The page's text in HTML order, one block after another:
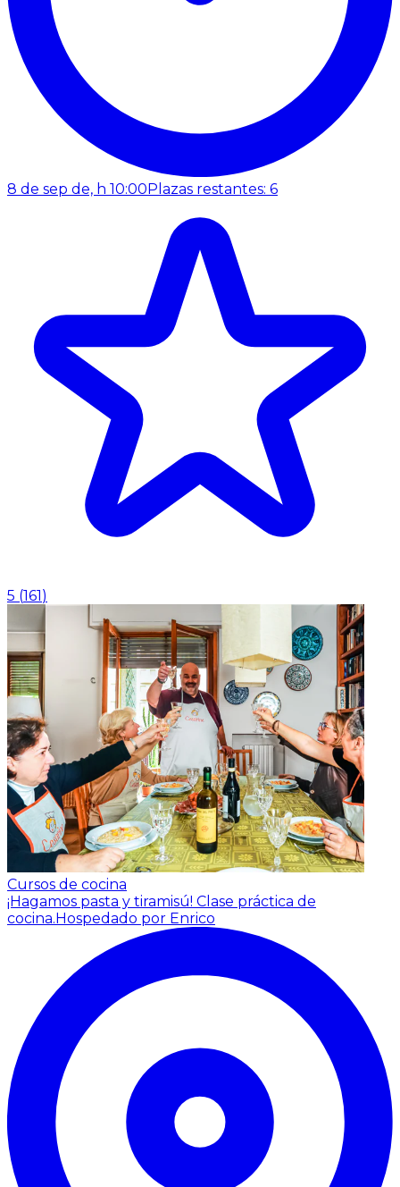
8 de sep de, h 10:00Plazas restantes: 6
5 (161)
Cursos de cocina
¡Hagamos pasta y tiramisú! Clase práctica de
cocina.Hospedado por Enrico